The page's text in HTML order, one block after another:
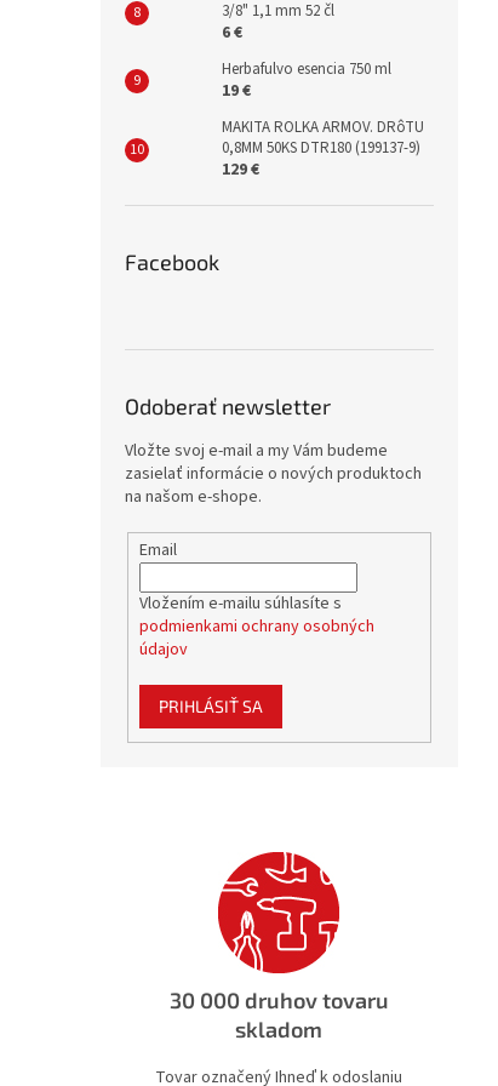
3/8" 1,1 mm 52 čl
6 €
Herbafulvo esencia 750 ml
19 €
MAKITA ROLKA ARMOV. DRôTU
0,8MM 50KS DTR180 (199137-9)
129 €
Facebook
Odoberať newsletter
Vložte svoj e-mail a my Vám budeme
zasielať informácie o nových produktoch
na našom e-shope.
Email
Vložením e-mailu súhlasíte s
podmienkami ochrany osobných
údajov
PRIHLÁSIŤ SA
30 000 druhov tovaru
skladom
Tovar označený Ihneď k odoslaniu